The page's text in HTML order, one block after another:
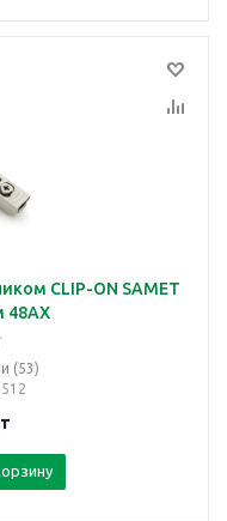
CLIP-ON SAMET
48AX
(53)